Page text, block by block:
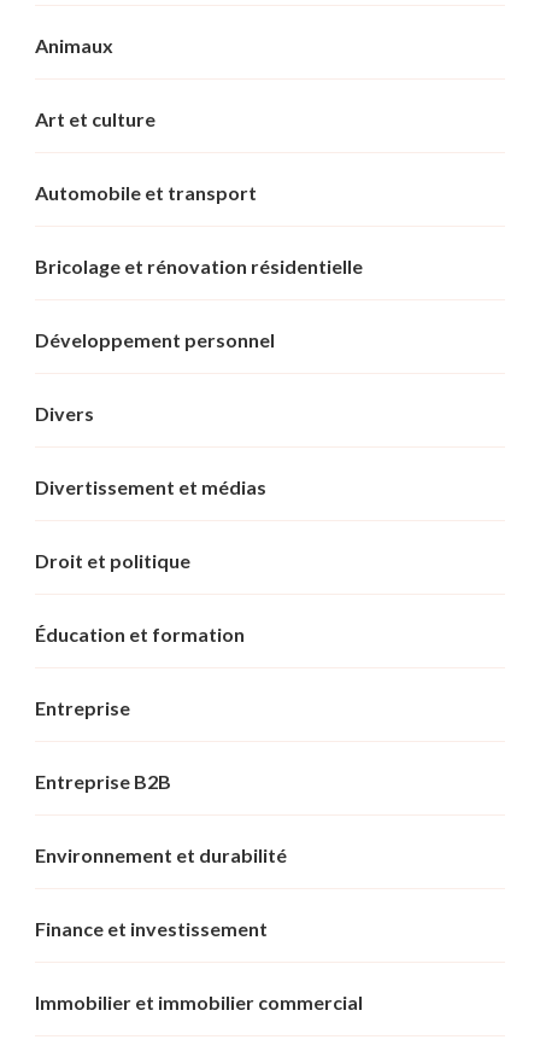
Animaux
Art et culture
Automobile et transport
Bricolage et rénovation résidentielle
Développement personnel
Divers
Divertissement et médias
Droit et politique
Éducation et formation
Entreprise
Entreprise B2B
Environnement et durabilité
Finance et investissement
Immobilier et immobilier commercial